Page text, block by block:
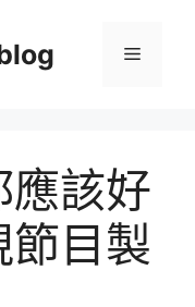
選
應該好
目製